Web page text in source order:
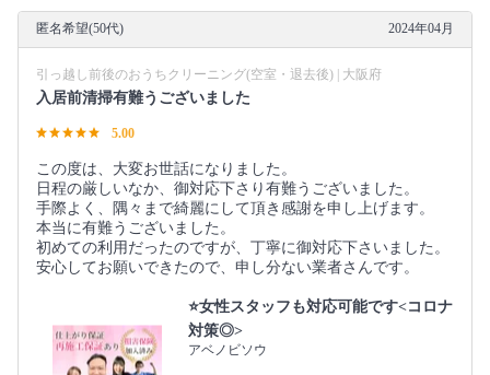
匿名希望(50代) 2024年04月
引っ越し前後のおうちクリーニング(空室・退去後) | 大阪府
入居前清掃有難うございました
5.00
この度は、大変お世話になりました。
日程の厳しいなか、御対応下さり有難うございました。
手際よく、隅々まで綺麗にして頂き感謝を申し上げます。
本当に有難うございました。
初めての利用だったのですが、丁寧に御対応下さいました。
安心してお願いできたので、申し分ない業者さんです。
⭐女性スタッフも対応可能です<コロナ
対策◎>
アベノビソウ